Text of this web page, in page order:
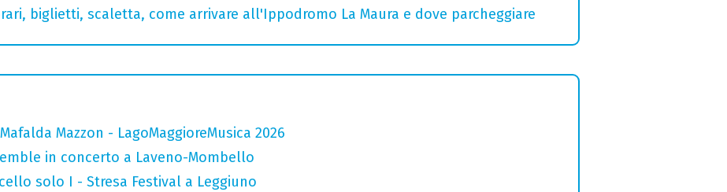
biglietti, scaletta, come arrivare all'Ippodromo La Maura e dove parcheggiare
Mazzon - LagoMaggioreMusica 2026
in concerto a Laveno-Mombello
solo I - Stresa Festival a Leggiuno